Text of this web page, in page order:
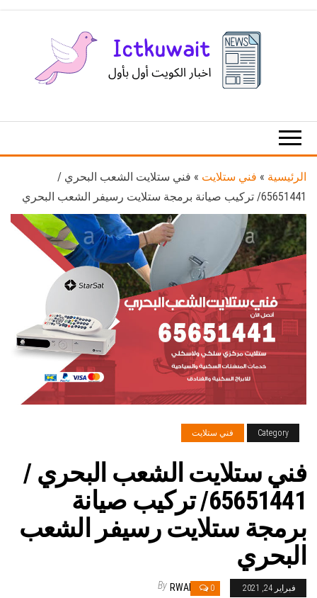
الكويت
الرئيسية » فني ستلايت » فني ستلايت الشعب البحري /
65651441/ تركيب صيانة برمجة ستلايت رسيفر الشعب البحري
Category فني ستلايت
فني ستلايت الشعب البحري /
65651441/ تركيب صيانة
برمجة ستلايت رسيفر الشعب
البحري
فبراير 24, 2021 0
By RWAN